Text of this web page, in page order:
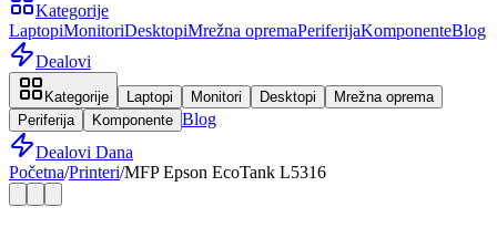
Kategorije
LaptopiMonitoriDesktopiMrežna opremaPeriferijaKomponenteBlog
Dealovi
Kategorije Laptopi Monitori Desktopi
Mrežna oprema
Periferija
Komponente Blog
Dealovi Dana
Početna/Printeri/MFP Epson EcoTank L5316